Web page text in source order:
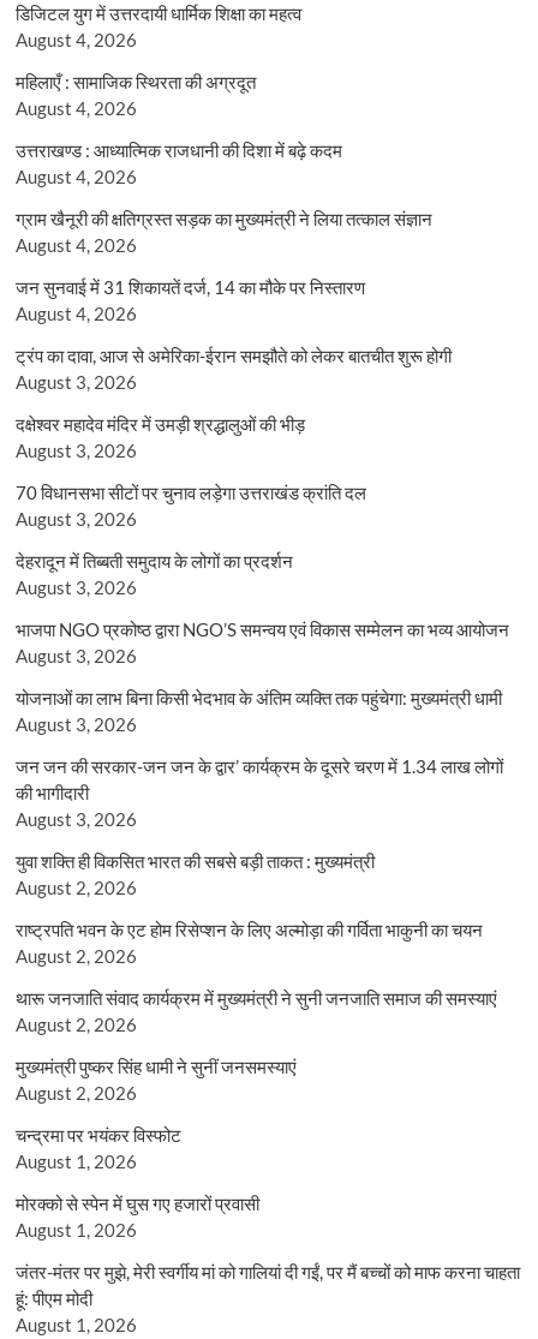
डिजिटल युग में उत्तरदायी धार्मिक शिक्षा का महत्व
August 4, 2026
महिलाएँ : सामाजिक स्थिरता की अग्रदूत
August 4, 2026
उत्तराखण्ड : आध्यात्मिक राजधानी की दिशा में बढ़े कदम
August 4, 2026
ग्राम खैनूरी की क्षतिग्रस्त सड़क का मुख्यमंत्री ने लिया तत्काल संज्ञान
August 4, 2026
जन सुनवाई में 31 शिकायतें दर्ज, 14 का मौके पर निस्तारण
August 4, 2026
ट्रंप का दावा, आज से अमेरिका-ईरान समझौते को लेकर बातचीत शुरू होगी
August 3, 2026
दक्षेश्वर महादेव मंदिर में उमड़ी श्रद्धालुओं की भीड़
August 3, 2026
70 विधानसभा सीटों पर चुनाव लड़ेगा उत्तराखंड क्रांति दल
August 3, 2026
देहरादून में तिब्बती समुदाय के लोगों का प्रदर्शन
August 3, 2026
भाजपा NGO प्रकोष्ठ द्वारा NGO’S समन्वय एवं विकास सम्मेलन का भव्य आयोजन
August 3, 2026
योजनाओं का लाभ बिना किसी भेदभाव के अंतिम व्यक्ति तक पहुंचेगा: मुख्यमंत्री धामी
August 3, 2026
जन जन की सरकार-जन जन के द्वार’ कार्यक्रम के दूसरे चरण में 1.34 लाख लोगों
की भागीदारी
August 3, 2026
युवा शक्ति ही विकसित भारत की सबसे बड़ी ताकत : मुख्यमंत्री
August 2, 2026
राष्ट्रपति भवन के एट होम रिसेप्शन के लिए अल्मोड़ा की गर्विता भाकुनी का चयन
August 2, 2026
थारू जनजाति संवाद कार्यक्रम में मुख्यमंत्री ने सुनी जनजाति समाज की समस्याएं
August 2, 2026
मुख्यमंत्री पुष्कर सिंह धामी ने सुनीं जनसमस्याएं
August 2, 2026
चन्द्रमा पर भयंकर विस्फोट
August 1, 2026
मोरक्को से स्पेन में घुस गए हजारों प्रवासी
August 1, 2026
जंतर-मंतर पर मुझे, मेरी स्वर्गीय मां को गालियां दी गईं, पर मैं बच्चों को माफ करना चाहता
हूं: पीएम मोदी
August 1, 2026